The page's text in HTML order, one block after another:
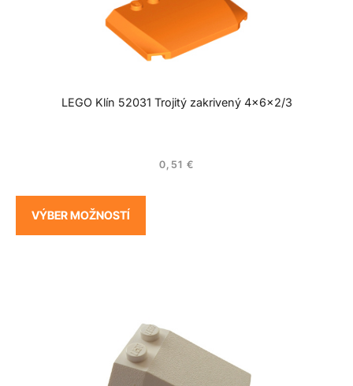
LEGO Klín 52031 Trojitý zakrivený 4x6x2/3
0,51 €
VÝBER MOŽNOSTÍ